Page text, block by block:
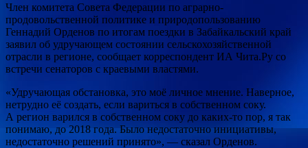
Член комитета Совета Федерации по аграрно-
продовольственной политике и природопользованию
Геннадий Орденов по итогам поездки в Забайкальский край
заявил об удручающем состоянии сельскохозяйственной
отрасли в регионе, сообщает корреспондент ИА Чита.Ру со
встречи сенаторов с краевыми властями.
«Удручающая обстановка, это моё личное мнение. Наверное,
нетрудно её создать, если вариться в собственном соку.
А регион варился в собственном соку до каких-то пор, я так
понимаю, до 2018 года. Было недостаточно инициативы,
недостаточно решений принято», — сказал Орденов.